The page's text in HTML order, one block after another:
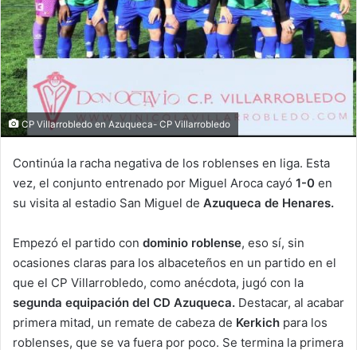
CP Villarrobledo en Azuqueca- CP Villarrobledo
Continúa la racha negativa de los roblenses en liga. Esta
vez, el conjunto entrenado por Miguel Aroca cayó 1-0 en
su visita al estadio San Miguel de Azuqueca de Henares.
Empezó el partido con dominio roblense, eso sí, sin
ocasiones claras para los albaceteños en un partido en el
que el CP Villarrobledo, como anécdota, jugó con la
segunda equipación del CD Azuqueca. Destacar, al acabar
primera mitad, un remate de cabeza de Kerkich para los
roblenses, que se va fuera por poco. Se termina la primera